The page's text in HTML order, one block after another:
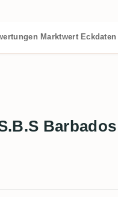
Marktwert Eckdaten
Barbados